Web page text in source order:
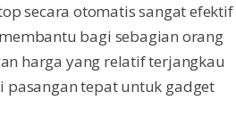
secara otomatis sangat efektif
bagi sebagian orang
harga yang relatif terjangkau
pasangan tepat untuk gadget